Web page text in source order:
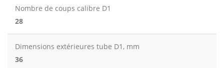
Nombre de coups calibre D1
28
Dimensions extérieures tube D1, mm
36